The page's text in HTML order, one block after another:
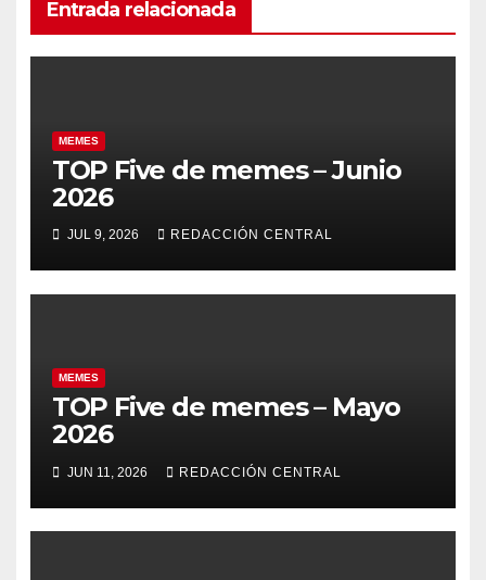
Entrada relacionada
MEMES
TOP Five de memes – Junio
2026
JUL 9, 2026 REDACCIÓN CENTRAL
MEMES
TOP Five de memes – Mayo
2026
JUN 11, 2026 REDACCIÓN CENTRAL